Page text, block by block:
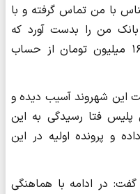
با من تماس گرفته و با
من را بدست آورد که
مدتی بعد متوجه برداشت مبلغ ۱۶۰ میلیون تومان از حساب
این شهروند آسیب دیده و
پلیس فتا رسیدگی به این
و پرونده اولیه در این
در ادامه با هماهنگی